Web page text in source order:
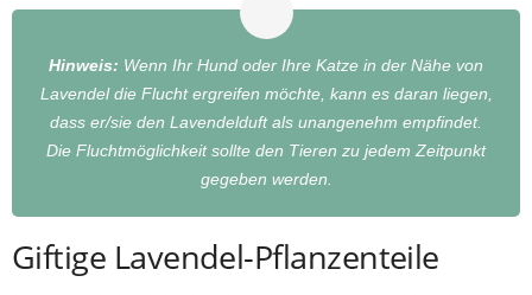
Hinweis: Wenn Ihr Hund oder Ihre Katze in der Nähe von
Lavendel die Flucht ergreifen möchte, kann es daran liegen,
dass er/sie den Lavendelduft als unangenehm empfindet.
Die Fluchtmöglichkeit sollte den Tieren zu jedem Zeitpunkt
gegeben werden.
Giftige Lavendel-Pflanzenteile